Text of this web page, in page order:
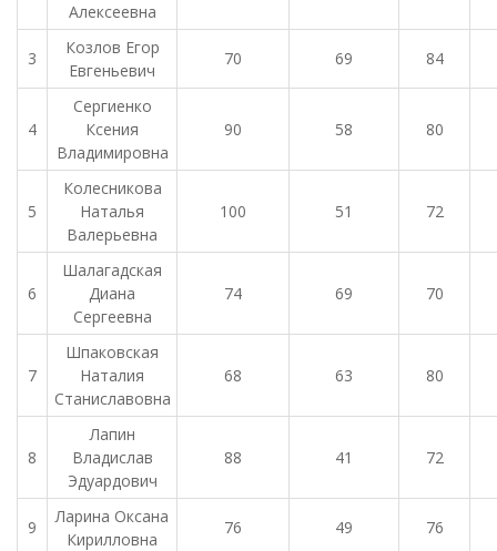
Алексеевна
3
Козлов Егор
Евгеньевич
70 69 84
4
Сергиенко
Ксения
Владимировна
90 58 80
5
Колесникова
Наталья
Валерьевна
100 51 72
6
Шалагадская
Диана
Сергеевна
74 69 70
7
Шпаковская
Наталия
Станиславовна
68 63 80
8
Лапин
Владислав
Эдуардович
88 41 72
9
Ларина Оксана
Кирилловна
76 49 76